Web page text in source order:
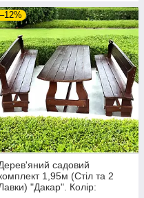
–12%
садовий
1,95м (Стіл та 2
"Дакар". Колір: